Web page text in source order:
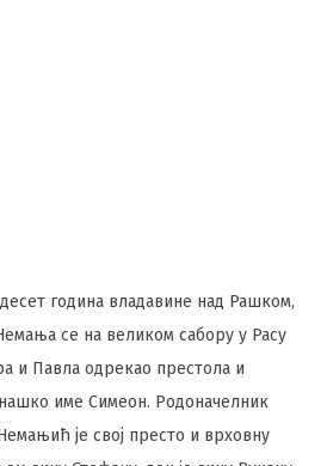
година владавине над Рашком,
се на великом сабору у Расу
и Павла одрекао престола и
име Симеон. Родоначелник
је свој престо и врховну